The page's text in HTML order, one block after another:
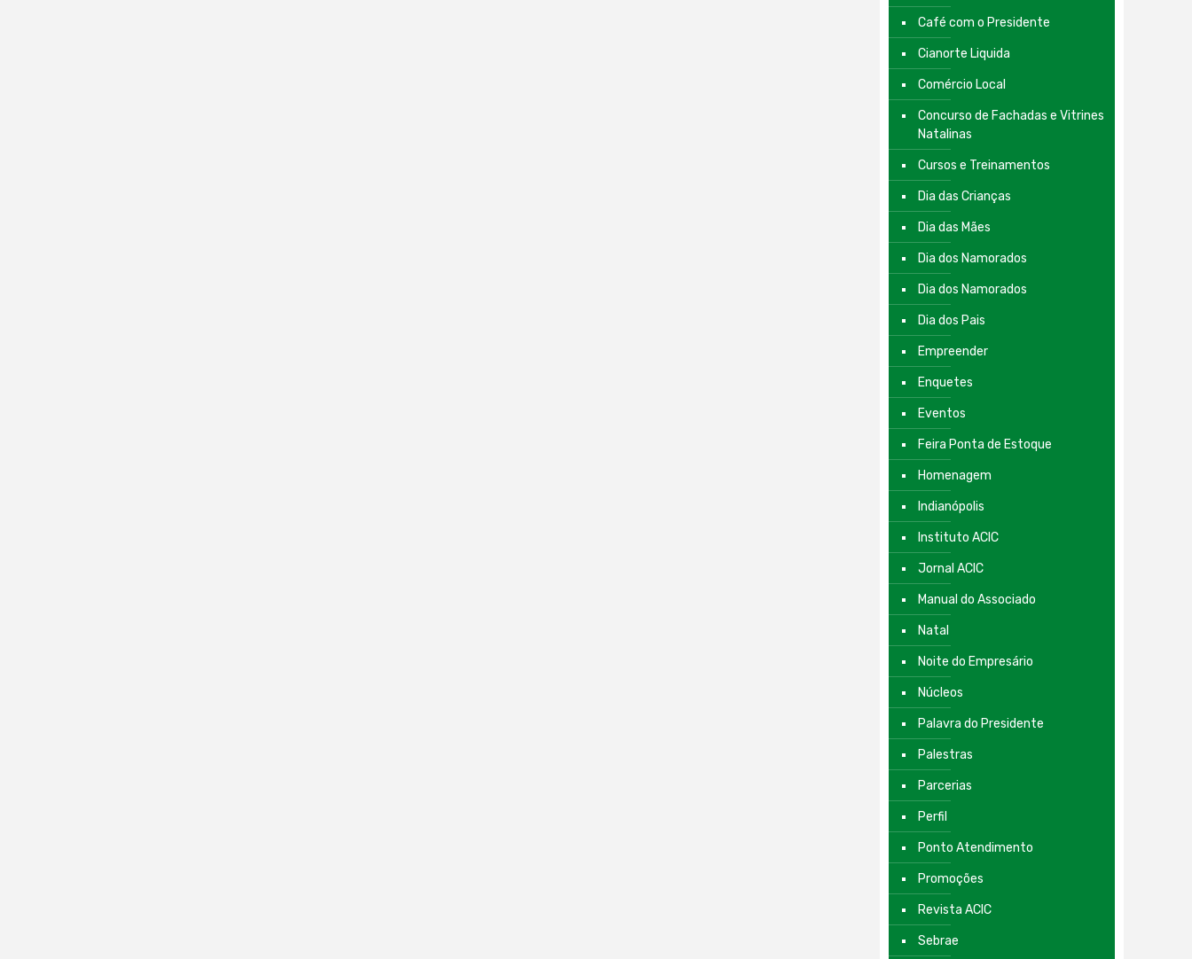
Café com o Presidente
Cianorte Liquida
Comércio Local
Concurso de Fachadas e Vitrines
Natalinas
Cursos e Treinamentos
Dia das Crianças
Dia das Mães
Dia dos Namorados
Dia dos Namorados
Dia dos Pais
Empreender
Enquetes
Eventos
Feira Ponta de Estoque
Homenagem
Indianópolis
Instituto ACIC
Jornal ACIC
Manual do Associado
Natal
Noite do Empresário
Núcleos
Palavra do Presidente
Palestras
Parcerias
Perfil
Ponto Atendimento
Promoções
Revista ACIC
Sebrae